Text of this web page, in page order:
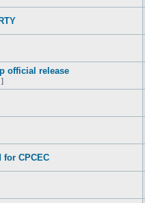
official release
]
for CPCEC